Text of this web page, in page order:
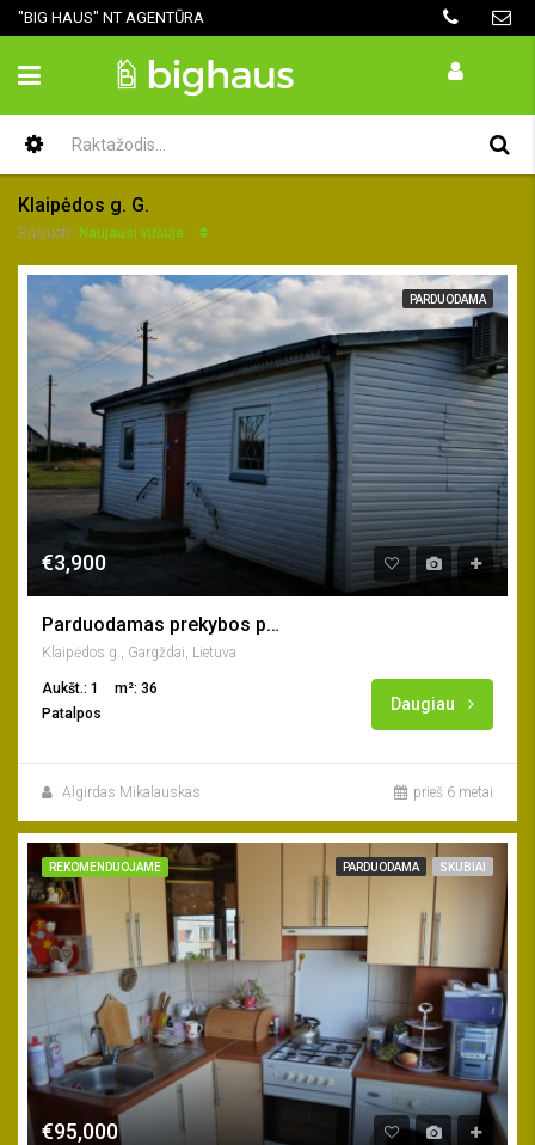
"BIG HAUS" NT AGENTŪRA
Klaipėdos g. G.
Rūšiuoti: Naujausi viršuje
PARDUODAMA
€3,900
Parduodamas prekybos paviljonas Laugaliuose
Klaipėdos g., Gargždai, Lietuva
Aukšt.: 1
m²: 36
Patalpos
Daugiau
Algirdas Mikalauskas prieš 6 metai
REKOMENDUOJAME PARDUODAMA SKUBIAI
€95,000